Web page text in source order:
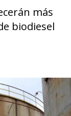
más
biodiesel